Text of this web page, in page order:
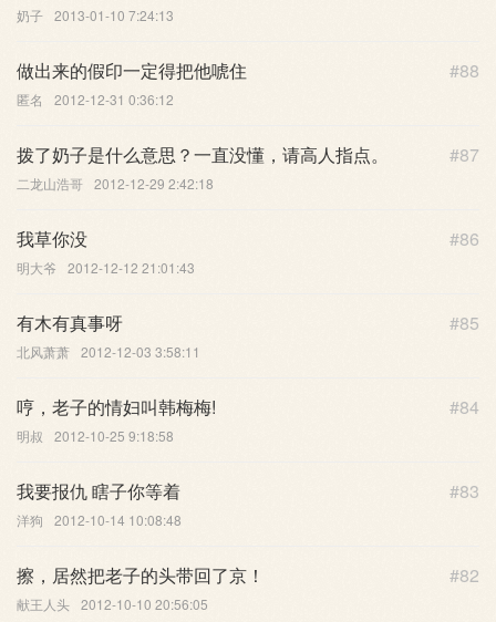
奶子 2013-01-10 7:24:13
#88
做出来的假印一定得把他唬住
匿名 2012-12-31 0:36:12
#87
拨了奶子是什么意思？一直没懂，请高人指点。
二龙山浩哥 2012-12-29 2:42:18
#86
我草你没
明大爷 2012-12-12 21:01:43
#85
有木有真事呀
北风萧萧 2012-12-03 3:58:11
#84
哼，老子的情妇叫韩梅梅!
明叔 2012-10-25 9:18:58
#83
我要报仇 瞎子你等着
洋狗 2012-10-14 10:08:48
#82
擦，居然把老子的头带回了京！
献王人头 2012-10-10 20:56:05